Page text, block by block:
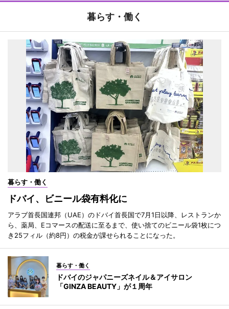
暮らす・働く
暮らす・働く
ドバイ、ビニール袋有料化に
アラブ首長国連邦（UAE）のドバイ首長国で7月1日以降、レストランか
ら、薬局、Eコマースの配送に至るまで、使い捨てのビニール袋1枚につ
き25フィル（約8円）の税金が課せられることになった。
暮らす・働く
ドバイのジャパニーズネイル＆アイサロン
「GINZA BEAUTY」が１周年